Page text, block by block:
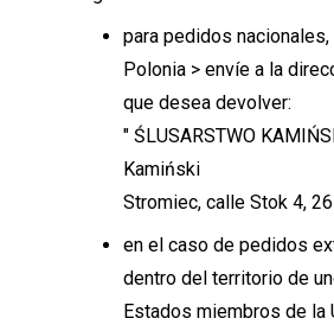
para pedidos
Polonia > envíe a la
que desea devolver:
" ŚLUSARSTWO
Kamiński
Stromiec, calle Stok 4,
en el caso de pedidos
dentro del territorio de
Estados miembros de la